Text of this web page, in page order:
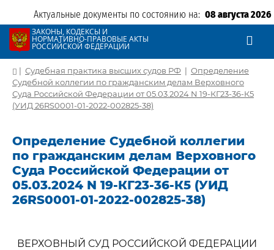
Актуальные документы по состоянию на: 08 августа 2026
ЗАКОНЫ, КОДЕКСЫ И
НОРМАТИВНО-ПРАВОВЫЕ АКТЫ
РОССИЙСКОЙ ФЕДЕРАЦИИ
| Судебная практика высших судов РФ | Определение
Судебной коллегии по гражданским делам Верховного
Суда Российской Федерации от 05.03.2024 N 19-КГ23-36-К5
(УИД 26RS0001-01-2022-002825-38)
Определение Судебной коллегии
по гражданским делам Верховного
Суда Российской Федерации от
05.03.2024 N 19-КГ23-36-К5 (УИД
26RS0001-01-2022-002825-38)
ВЕРХОВНЫЙ СУД РОССИЙСКОЙ ФЕДЕРАЦИИ